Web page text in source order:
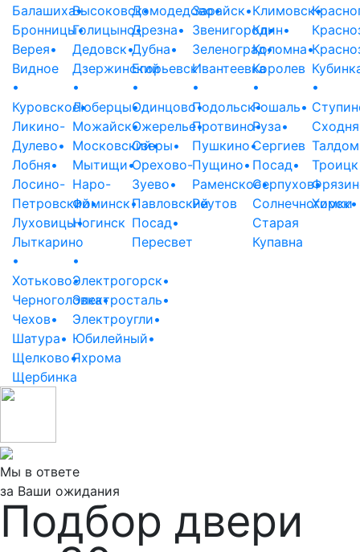
Балашиха•
Бронницы•
Верея•
Видное
Высоковск•
Голицыно•
Дедовск•
Дзержинский
Домодедово•
Дрезна•
Дубна•
Егорьевск
Зарайск•
Звенигород•
Зеленоград•
Ивантеевка
Климовск•
Клин•
Коломна•
Королев
•
Куровское•
Ликино-
Дулево•
Лобня•
Лосино-
Петровский•
Луховицы•
Лыткарино
•
Люберцы•
Можайск•
Московский•
Мытищи•
Наро-
Фоминск•
Ногинск
•
Одинцово•
Ожерелье•
Озеры•
Орехово-
Зуево•
Павловский
Посад•
Пересвет
•
Подольск•
Протвино•
Пушкино•
Пущино•
Раменское•
Реутов
•
Рошаль•
Руза•
Сергиев
Посад•
Серпухов•
Солнечногорск•
Старая
Купавна
•
Сходня
Талдом
Троицк
Химки
•
Хотьково•
Черноголовка•
Чехов•
Шатура•
Щелково•
Щербинка
•
Электрогорск•
Электросталь•
Электроугли•
Юбилейный•
Яхрома
Мы в ответе
за Ваши ожидания
Подбор двери